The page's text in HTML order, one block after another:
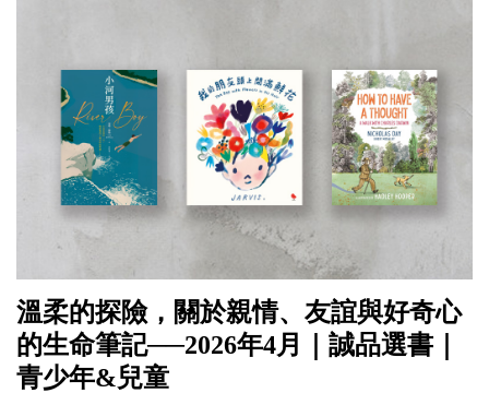
溫柔的探險，關於親情、友誼與好奇心
的生命筆記──2026年4月｜誠品選書｜
青少年&兒童